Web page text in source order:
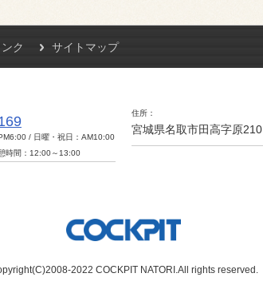
ンク サイトマップ
/ 日曜・祝日：AM10:00
時間：12:00～13:00
住所
宮城県名取市田高字原210
2022 COCKPIT NATORI.All rights reserved.